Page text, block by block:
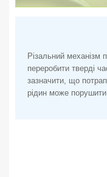
Різальний механізм
переробити тверді
зазначити, що
рідин може порушити